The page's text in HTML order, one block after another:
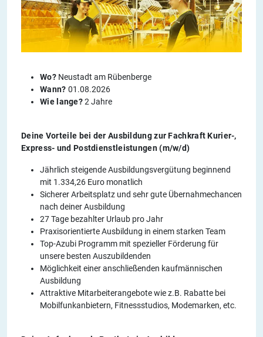
Wo?Neustadt am Rübenberge
Wann? 01.08.2026
Wie lange?2 Jahre
Deine Vorteile bei der Ausbildung zur Fachkraft Kurier-,
Express- und Postdienstleistungen (m/w/d)
Jährlich steigende Ausbildungsvergütung beginnend
mit 1.334,26 Euro monatlich
Sicherer Arbeitsplatz und sehr gute Übernahmechancen
nach deiner Ausbildung
27 Tage bezahlter Urlaub pro Jahr
Praxisorientierte Ausbildung in einem starken Team
Top-Azubi Programm mit spezieller Förderung für
unsere besten Auszubildenden
Möglichkeit einer anschließenden kaufmännischen
Ausbildung
Attraktive Mitarbeiterangebote wie z.B. Rabatte bei
Mobilfunkanbietern, Fitnessstudios, Modemarken, etc.